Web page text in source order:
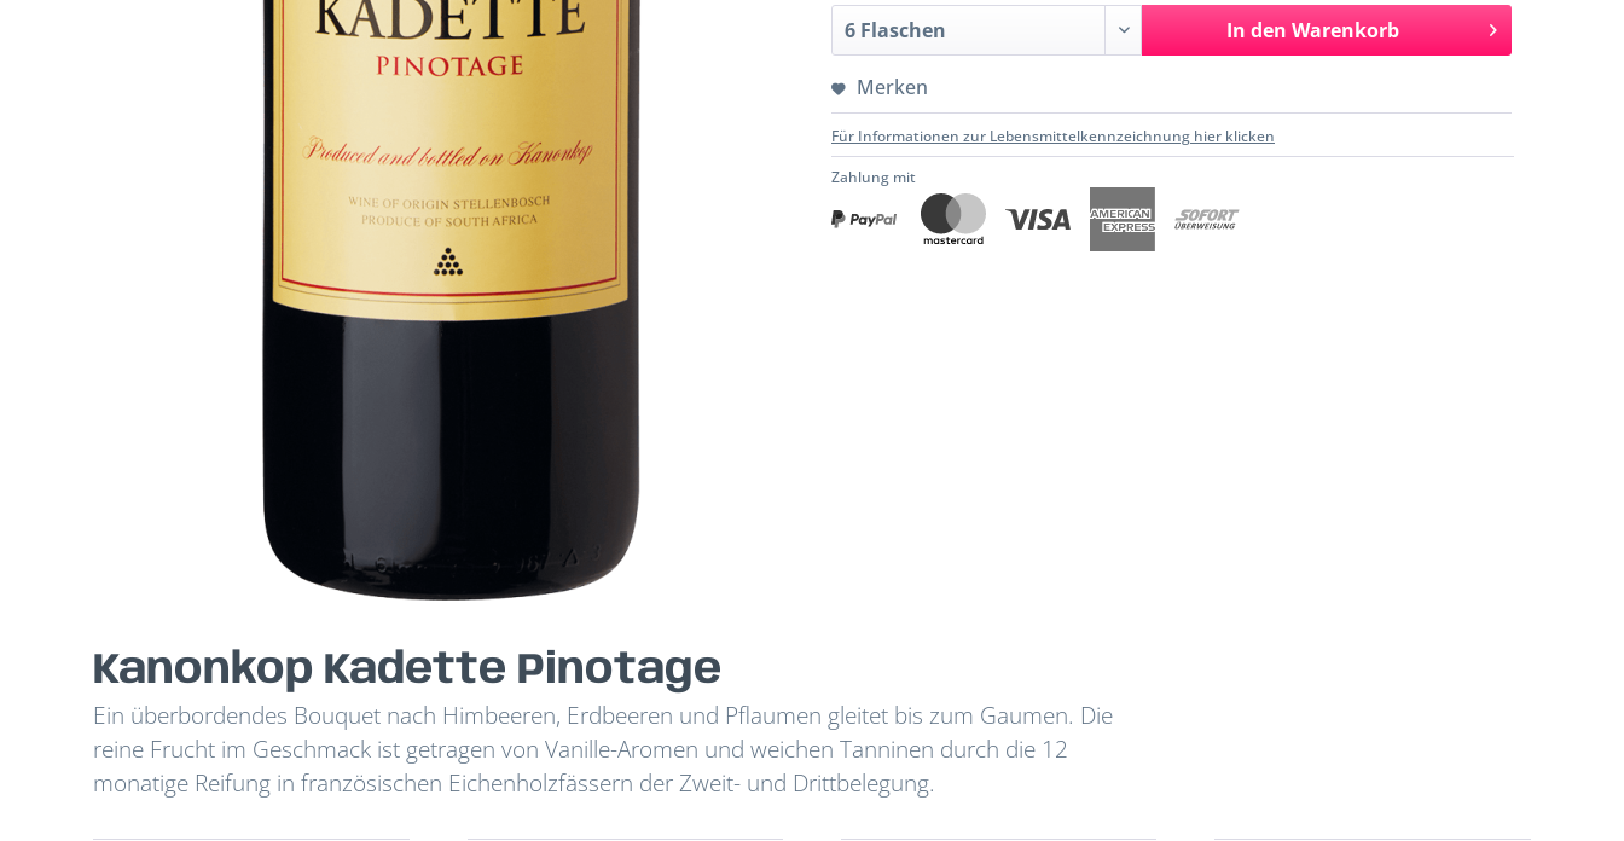
In den Warenkorb
Merken
Für Informationen zur Lebensmittelkennzeichnung hier klicken
Zahlung mit
Kanonkop Kadette Pinotage
Ein überbordendes Bouquet nach Himbeeren, Erdbeeren und Pflaumen gleitet bis zum Gaumen. Die
reine Frucht im Geschmack ist getragen von Vanille-Aromen und weichen Tanninen durch die 12
monatige Reifung in französischen Eichenholzfässern der Zweit- und Drittbelegung.